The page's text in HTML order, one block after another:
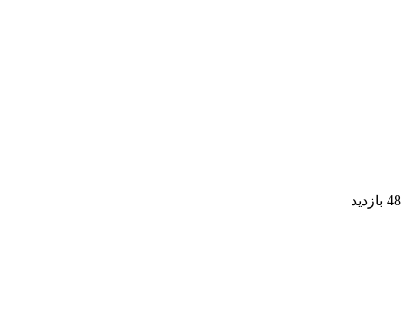
48 بازدید